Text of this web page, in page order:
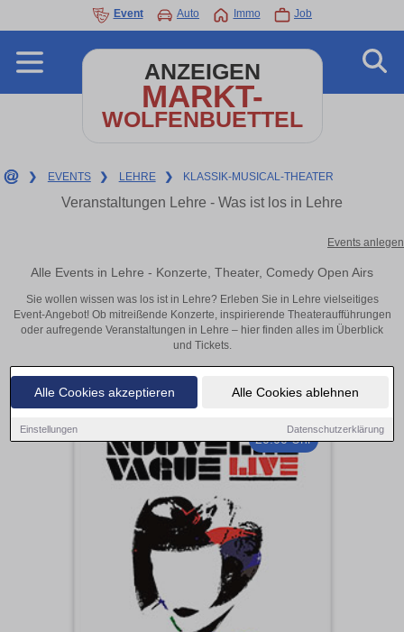
Alle Cookies akzeptieren Alle Cookies ablehnen
Einstellungen Datenschutzerklärung
Event Auto Immo Job
ANZEIGEN
MARKT-
WOLFENBUETTEL
❯ EVENTS ❯ LEHRE ❯ KLASSIK-MUSICAL-THEATER
Veranstaltungen Lehre - Was ist los in Lehre
Events anlegen
Alle Events in Lehre - Konzerte, Theater, Comedy Open Airs
Sie wollen wissen was los ist in Lehre? Erleben Sie in Lehre vielseitiges
Event-Angebot! Ob mitreißende Konzerte, inspirierende Theateraufführungen
oder aufregende Veranstaltungen in Lehre – hier finden alles im Überblick
und Tickets.
20:00 Uhr